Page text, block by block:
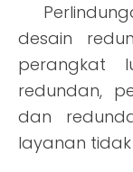
desain
perangkat
redundan,
dan
layanan